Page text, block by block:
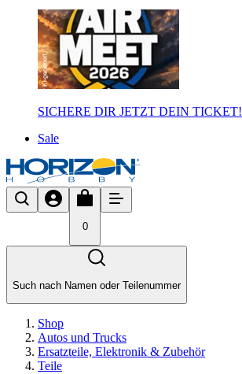
SICHERE DIR JETZT DEIN TICKET!
Sale
0
Such nach Namen oder Teilenummer
Shop
Autos und Trucks
Ersatzteile, Elektronik & Zubehör
Teile